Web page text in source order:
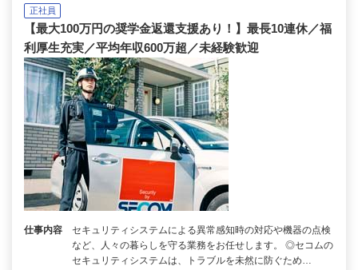
正社員
【最大100万円の奨学金返還支援あり！】最長10連休／福
利厚生充実／平均年収600万超／未経験歓迎
仕事内容
セキュリティシステムによる異常感知時の対応や機器の点検
など、人々の暮らしを守る業務をお任せします。 ◎セコムの
セキュリティシステムは、トラブルを未然に防ぐため…